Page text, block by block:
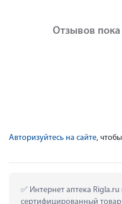
Отзывов пока
Авторизуйтесь на сайте,
Интернет аптека
сертифицированный товар